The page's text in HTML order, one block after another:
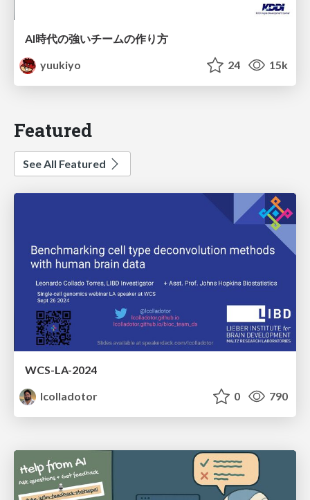
AI時代の強いチームの作り方
yuukiyo
24 15k
Featured
See All Featured
WCS-LA-2024
lcolladotor
0 790